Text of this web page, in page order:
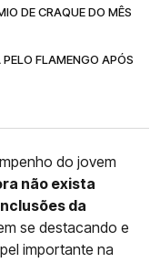
DE CRAQUE DO MÊS
FLAMENGO APÓS
do jovem
não exista
da
se destacando e
importante na